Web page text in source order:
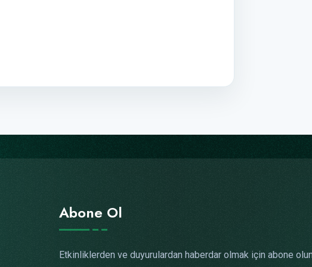
Abone Ol
Etkinliklerden ve duyurulardan haberdar olmak için abone